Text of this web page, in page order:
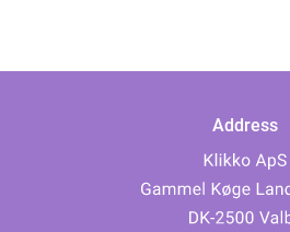
Address